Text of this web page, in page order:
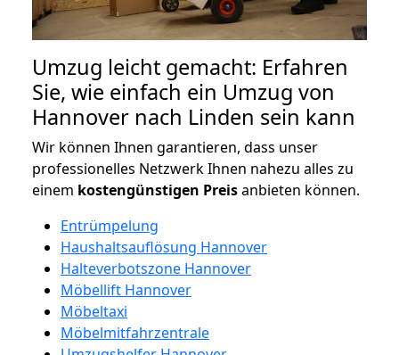
Umzug leicht gemacht: Erfahren
Sie, wie einfach ein Umzug von
Hannover nach Linden sein kann
Wir können Ihnen garantieren, dass unser
professionelles Netzwerk Ihnen nahezu alles zu
einem kostengünstigen Preisanbieten können.
Entrümpelung
Haushaltsauflösung Hannover
Halteverbotszone Hannover
Möbellift Hannover
Möbeltaxi
Möbelmitfahrzentrale